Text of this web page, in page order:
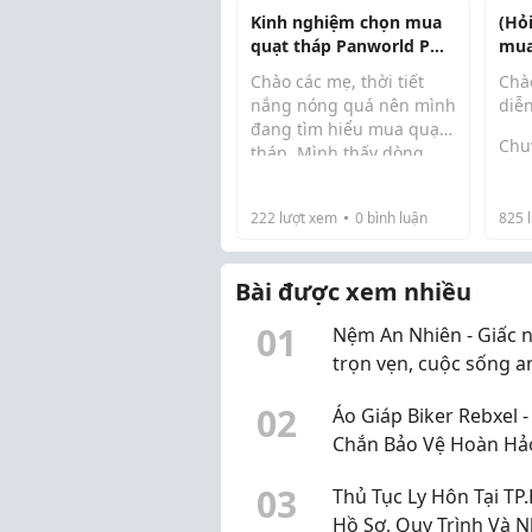
cứ
Kinh nghiệm chọn mua
quạt tháp Panworld PW-
059H cho phòng ngủ
Chào các mẹ, thời tiết
nắng nóng quá nên mình
đang tìm hiểu mua quạt
tháp. Mình thấy dòng
tạo ion âm lọc không khí
khá tốt. Các mẹ có thể
tham khảo thêm t...
222 lượt xem 0 bình luận
rộ
túi
825
Bài được xem nhiều
01
Nệm An Nhiên - Giấc
trọn vẹn, cuộc sống
02
Áo Giáp Biker Rebxel -
Chắn Bảo Vệ Hoàn
03
Thủ Tục Ly Hôn Tại
Hồ Sơ, Quy Trình Và